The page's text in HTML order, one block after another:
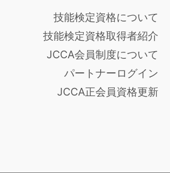
技能検定資格について
技能検定資格取得者紹介
JCCA会員制度について
パートナーログイン
JCCA正会員資格更新